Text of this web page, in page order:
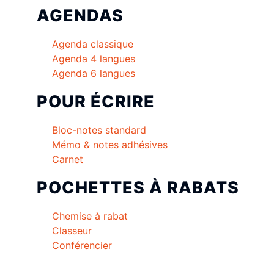
AGENDAS
Agenda classique
Agenda 4 langues
Agenda 6 langues
POUR ÉCRIRE
Bloc-notes standard
Mémo & notes adhésives
Carnet
POCHETTES À RABATS
Chemise à rabat
Classeur
Conférencier